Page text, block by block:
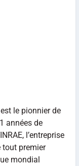
le pionnier de
années de
l’entreprise
tout premier
mondial